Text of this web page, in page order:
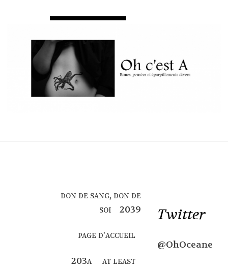
don de sang, don de
soi
page d'accueil
at least
Twitter
@OhOceane